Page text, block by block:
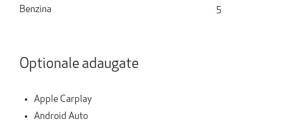
Benzina
5
Optionale adaugate
Apple Carplay
Android Auto